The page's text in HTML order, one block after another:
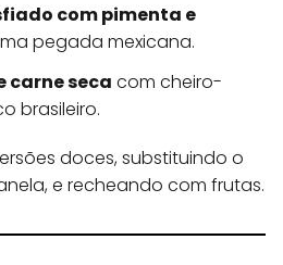
com pimenta e
pegada mexicana.
carne seca com cheiro-
brasileiro.
doces, substituindo o
e recheando com frutas.